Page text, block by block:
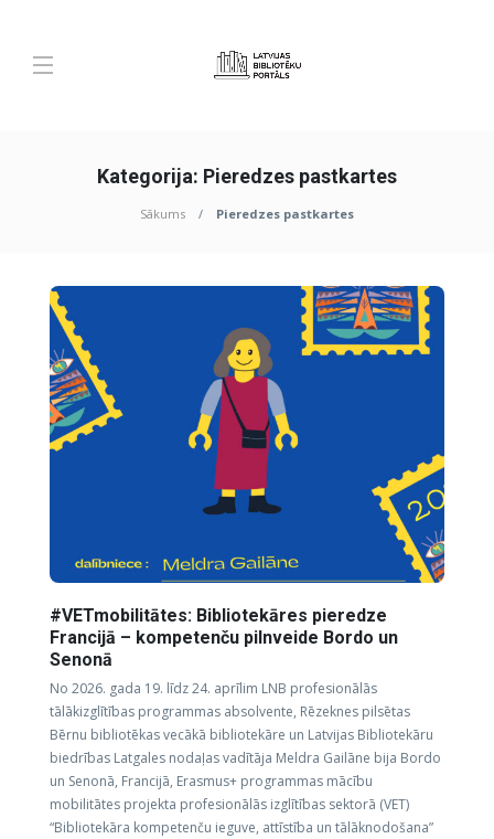
Kategorija: Pieredzes pastkartes
Sākums Pieredzes pastkartes
#VETmobilitātes: Bibliotekāres pieredze
Francijā – kompetenču pilnveide Bordo un
Senonā
No 2026. gada 19. līdz 24. aprīlim LNB profesionālās
tālākizglītības programmas absolvente, Rēzeknes pilsētas
Bērnu bibliotēkas vecākā bibliotekāre un Latvijas Bibliotekāru
biedrības Latgales nodaļas vadītāja Meldra Gailāne bija Bordo
un Senonā, Francijā, Erasmus+ programmas mācību
mobilitātes projekta profesionālās izglītības sektorā (VET)
“Bibliotekāra kompetenču ieguve, attīstība un tālāknodošana”